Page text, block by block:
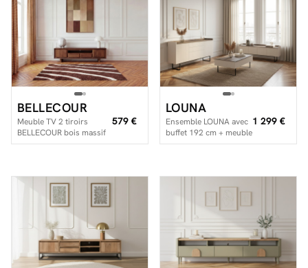
BELLECOUR
Meuble TV 2 tiroirs
BELLECOUR bois massif
de manguier
579 €
LOUNA
Ensemble LOUNA avec
buffet 192 cm + meuble
TV 192 cm + table
LED
1 299 €